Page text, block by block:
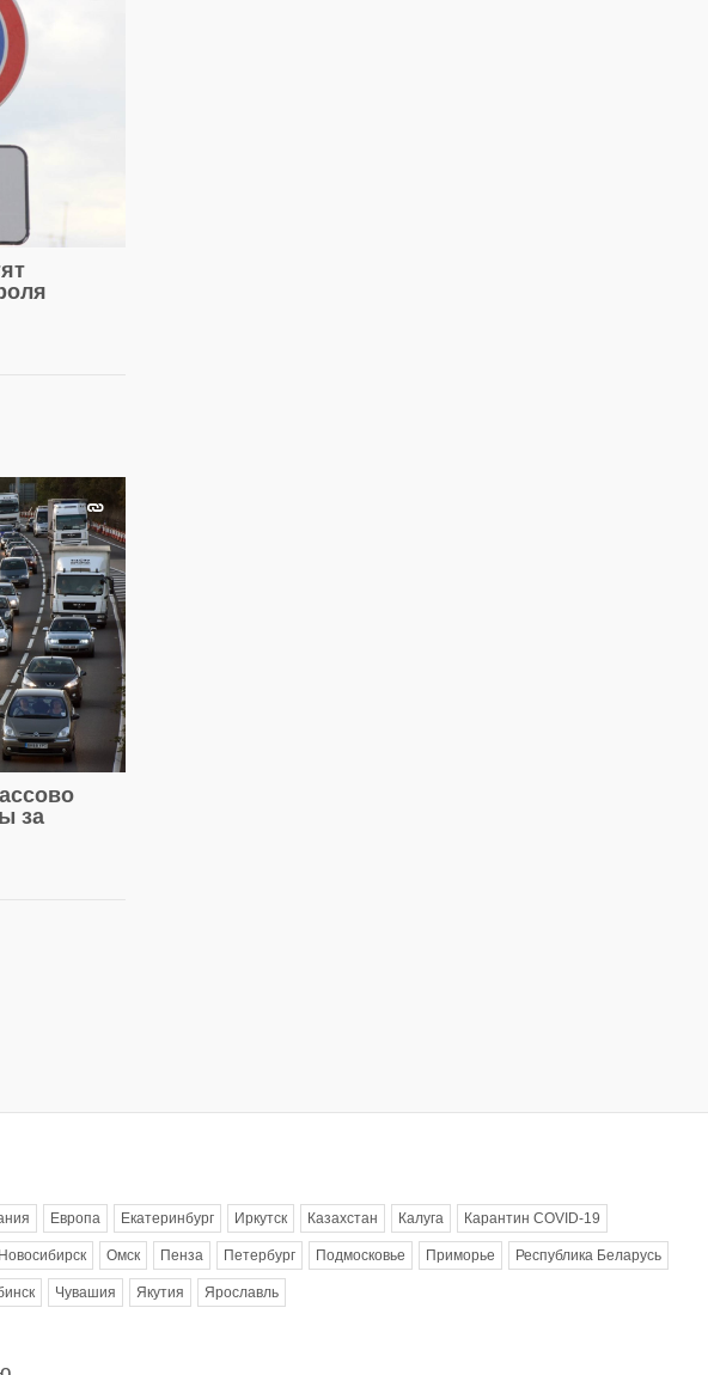
за
Европа Екатеринбург Иркутск Казахстан Калуга Карантин COVID-19
Новосибирск Омск Пенза Петербург Подмосковье Приморье Республика Беларусь
Чувашия Якутия Ярославль